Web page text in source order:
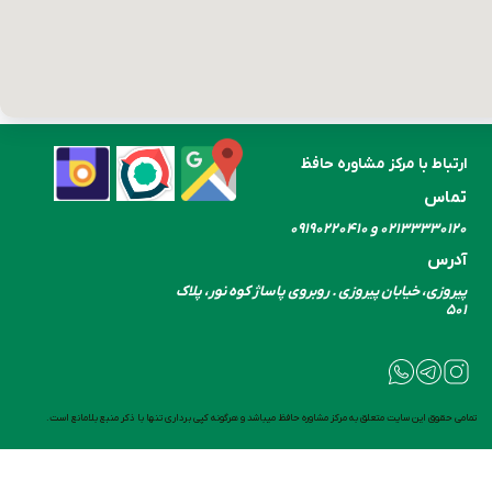
تمامی حقوق این سایت متعلق به مرکز مشاوره حافظ میباشد و هرگونه کپی برداری تنها با ذکر منبع بلامانع است.
تماس
۰۲۱۳۳۳۳۰​​​​​​​۱۲۰ و ۰۹۱۹۰۲۲۰۴۱۰
آدرس
پیروزی، خیابان پیروزی . روبروی پاساژ کوه نور، پلاک
۵۰۱
ارتباط با مرکز مشاوره حافظ